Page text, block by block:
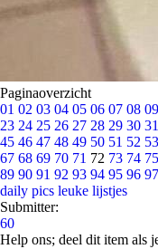
Paginaoverzicht
01 02 03 04 05 06 07 08 09
23 24 25 26 27 28 29 30 31
45 46 47 48 49 50 51 52 53
67 68 69 70 71 72 73 74 75
89 90 91 92 93 94 95 96 97
daily pics leuke lijstjes
Submitter:
60
Help ons; deel dit item als